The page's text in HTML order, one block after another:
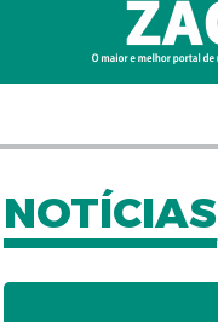
NOTÍCIAS